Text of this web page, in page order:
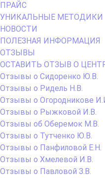
ПРАЙС
УНИКАЛЬНЫЕ МЕТОДИКИ
НОВОСТИ
ПОЛЕЗНАЯ ИНФОРМАЦИЯ
ОТЗЫВЫ
ОСТАВИТЬ ОТЗЫВ О
Отзывы о Сидоренко Ю.В.
Отзывы о Ридель Н.В.
Отзывы о Огородникове
Отзывы о Рыжковой И.В.
Отзывы об Оберемок М.В.
Отзывы о Тутченко Ю.В.
Отзывы о Панфиловой Е.Н.
Отзывы о Хмелевой И.В.
Отзывы о Павловой З.В.